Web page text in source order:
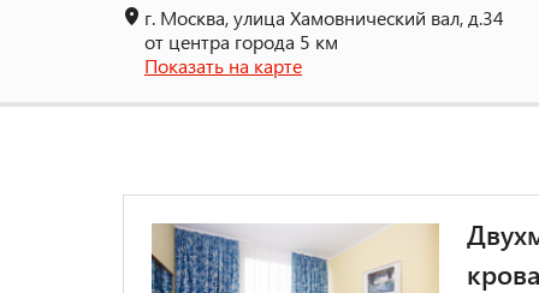
г. Москва, улица Хамовнический вал, д.34
от центра города 5 км
Показать на карте